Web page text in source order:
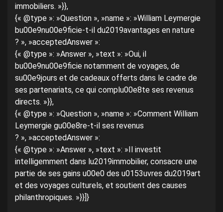
immobiliers. »}},
{« @type »: »Question », »name »: »William Leymergie
bu00e9nu00e9ficie-t-il du2019avantages en nature
? », »acceptedAnswer »:
{« @type »: »Answer », »text »: »Oui, il
bu00e9nu00e9ficie notamment de voyages, de
su00e9jours et de cadeaux offerts dans le cadre de
ses partenariats, ce qui complu00e8te ses revenus
directs. »}},
{« @type »: »Question », »name »: »Comment William
Leymergie gu00e8re-t-il ses revenus
? », »acceptedAnswer »:
{« @type »: »Answer », »text »: »Il investit
intelligemment dans lu2019immobilier, consacre une
partie de ses gains u00e0 des u0153uvres du2019art
et des voyages culturels, et soutient des causes
philanthropiques. »}}]}